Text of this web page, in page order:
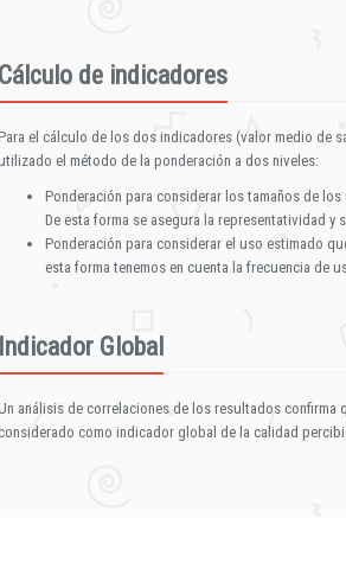
Cálculo de indicadores
el cálculo de los dos indicadores (valor medio de
el método de la ponderación a dos niveles:
Ponderación para considerar los tamaños de
De esta forma se asegura la representatividad y
Ponderación para considerar el uso estimado
esta forma tenemos en cuenta la frecuencia de
Indicador Global
análisis de correlaciones de los resultados
considerado como indicador global de la calidad